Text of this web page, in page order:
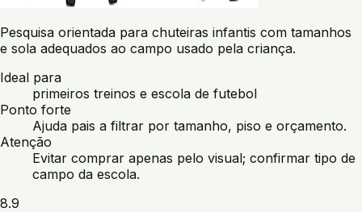
Pesquisa orientada para chuteiras infantis com tamanhos
e sola adequados ao campo usado pela criança.
Ideal para
primeiros treinos e escola de futebol
Ponto forte
Ajuda pais a filtrar por tamanho, piso e orçamento.
Atenção
Evitar comprar apenas pelo visual; confirmar tipo de
campo da escola.
8.9